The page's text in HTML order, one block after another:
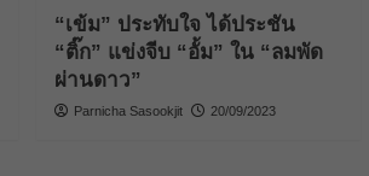
“เข้ม” ประทับใจ ได้ประชัน
“ติ๊ก” แข่งจีบ “อั้ม” ใน “ลมพัด
ผ่านดาว”
Parnicha Sasookjit
20/09/2023